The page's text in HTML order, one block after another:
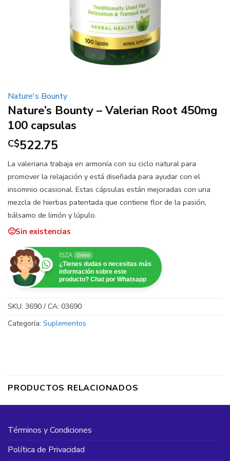
Nature's Bounty
Nature’s Bounty – Valerian Root 450mg
100 capsulas
C$522.75
La valeriana trabaja en armonía con su ciclo natural para
promover la relajación y está diseñada para ayudar con el
insomnio ocasional. Estas cápsulas están mejoradas con una
mezcla de hierbas patentada que contiene flor de la pasión,
bálsamo de limón y lúpulo.
Sin existencias
ISZA Online
¿Tienes dudas o necesitas más
información sobre este
producto? Chat por Whatsapp
SKU: 3690 / CA: 03690
Categoría: Suplementos
PRODUCTOS RELACIONADOS
Términos y Condiciones
Política de Privacidad